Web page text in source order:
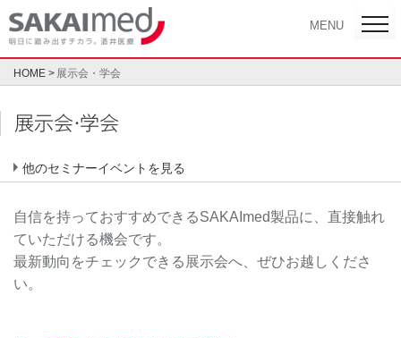
Skip
to
content
MENU
HOME 展示会・学会
展示会・学会
自信を持っておすすめできるSAKAImed製品に、直接触れ
ていただける機会です。
最新動向をチェックできる展示会へ、ぜひお越しくださ
い。